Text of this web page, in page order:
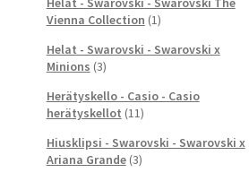
Vienna Collection (1)
Helat - Swarovski - Swarovski x
Minions (3)
Herätyskello - Casio - Casio
herätyskellot (11)
Hiusklipsi - Swarovski - Swarovski x
Ariana Grande (3)